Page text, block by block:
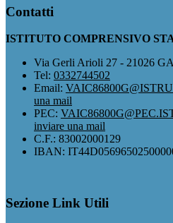
Contatti
ISTITUTO COMPRENSIVO
Via Gerli Arioli 27 - 21026
Tel: 0332744502
Email:
una mail
PEC:
inviare una mail
C.F.: 83002000129
IBAN:
Sezione Link Utili